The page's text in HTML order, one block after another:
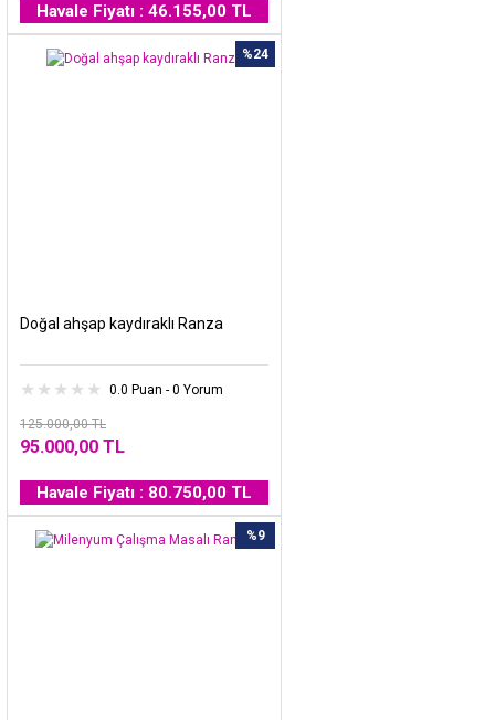
Havale Fiyatı : 46.155,00 TL
%24
Doğal ahşap kaydıraklı Ranza
0.0 Puan - 0 Yorum
125.000,00 TL
95.000,00 TL
Havale Fiyatı : 80.750,00 TL
%9